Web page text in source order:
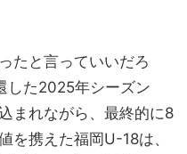
たと言っていいだろ
した2025年シーズン
まれながら、最終的に8
を携えた福岡U-18は、